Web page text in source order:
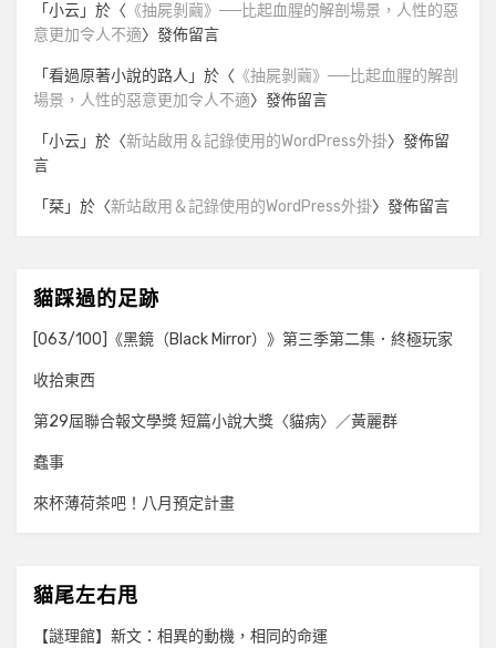
「小云」於〈 《抽屍剝繭》──比起血腥的解剖場景，人性的惡
意更加令人不適〉發佈留言
「看過原著小說的路人 」於〈 《抽屍剝繭》──比起血腥的解剖
場景，人性的惡意更加令人不適〉發佈留言
「小云」於〈新站啟用＆記錄使用的WordPress外掛〉發佈留
言
「栞」於〈新站啟用＆記錄使用的WordPress外掛〉發佈留言
貓踩過的足跡
[063/100]《黑鏡（Black Mirror）》第三季第二集．終極玩家
收拾東西
第29屆聯合報文學獎 短篇小說大獎〈貓病〉／黃麗群
蠢事
來杯薄荷茶吧！八月預定計畫
貓尾左右甩
【謎理館】新文：相異的動機，相同的命運